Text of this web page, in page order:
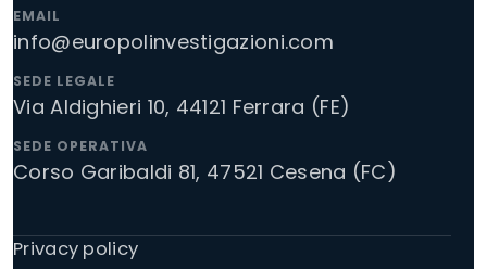
EMAIL
info@europolinvestigazioni.com
SEDE LEGALE
Via Aldighieri 10, 44121 Ferrara (FE)
SEDE OPERATIVA
Corso Garibaldi 81, 47521 Cesena (FC)
Privacy policy